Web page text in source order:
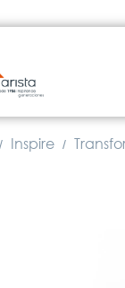
/ Inspire /